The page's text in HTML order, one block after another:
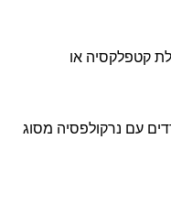
כוללת קטפלקסיה או
עם נרקולפסיה מסוג